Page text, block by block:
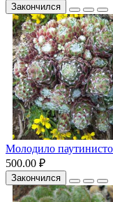
Закончился
Молодило
500.00 ₽
Закончился